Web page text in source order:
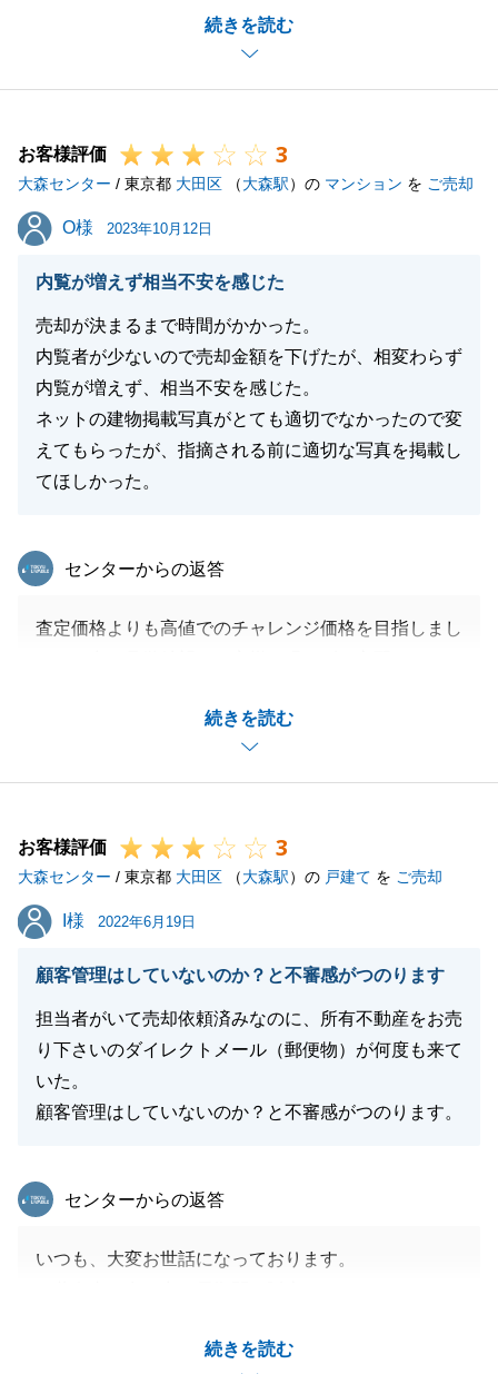
続きを読む
今後も何かありましたらお気軽にお知らせください。
閉じる
お客様評価 3
大森センター / 東京都 大田区 （大森駅）の マンション を ご売却
O様
O様 2023年10月12日
内覧が増えず相当不安を感じた
売却が決まるまで時間がかかった。
内覧者が少ないので売却金額を下げたが、相変わらず
内覧が増えず、相当不安を感じた。
ネットの建物掲載写真がとても適切でなかったので変
えてもらったが、指摘される前に適切な写真を掲載し
てほしかった。
続きを読む
東急リバブル
センターからの返答
査定価格よりも高値でのチャレンジ価格を目指しまし
また外観写真についてはご指摘いただきありがとうご
O様にご指導いただきましたことを今後の営業の糧に
所存です。
ありがとうございました。
また今後ともよろしくお願い申し上げます。
閉じる
お客様評価 3
大森センター / 東京都 大田区 （大森駅）の 戸建て を ご売却
I様
I様 2022年6月19日
顧客管理はしていないのか？と不審感がつのります
担当者がいて売却依頼済みなのに、所有不動産をお売
り下さいのダイレクトメール（郵便物）が何度も来て
いた。
顧客管理はしていないのか？と不審感がつのります。
続きを読む
東急リバブル
センターからの返答
いつも、大変お世話になっております。
ルをお送りしてしまい大変申し訳ございませんでし